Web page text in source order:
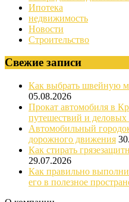
Ипотека
недвижимость
Новости
Строительство
Свежие записи
Как выбрать швейную
05.08.2026
Прокат автомобиля в
путешествий и деловых
Автомобильный
дорожного движения
Как стирать
29.07.2026
Как правильно
его в полезное